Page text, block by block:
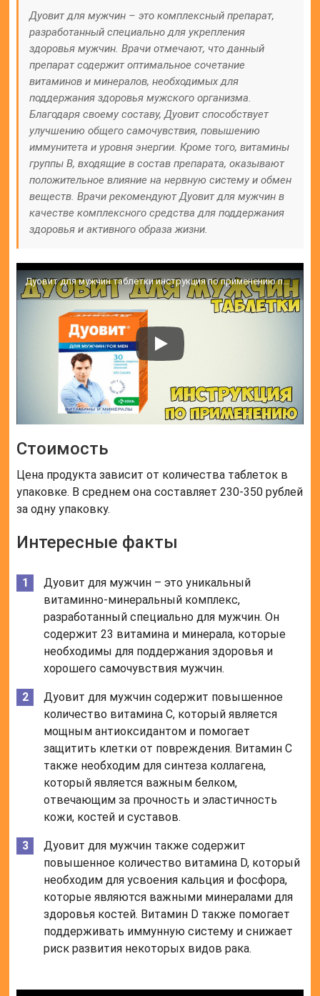
Дуовит для мужчин – это комплексный препарат,
разработанный специально для укрепления
здоровья мужчин. Врачи отмечают, что данный
препарат содержит оптимальное сочетание
витаминов и минералов, необходимых для
поддержания здоровья мужского организма.
Благодаря своему составу, Дуовит способствует
улучшению общего самочувствия, повышению
иммунитета и уровня энергии. Кроме того, витамины
группы В, входящие в состав препарата, оказывают
положительное влияние на нервную систему и обмен
веществ. Врачи рекомендуют Дуовит для мужчин в
качестве комплексного средства для поддержания
здоровья и активного образа жизни.
Дуовит для мужчин таблетки инструкция по применению препарата: Показания, как применять, обзор
Стоимость
Цена продукта зависит от количества таблеток в
упаковке. В среднем она составляет 230-350 рублей
за одну упаковку.
Интересные факты
Дуовит для мужчин – это уникальный
витаминно-минеральный комплекс,
разработанный специально для мужчин. Он
содержит 23 витамина и минерала, которые
необходимы для поддержания здоровья и
хорошего самочувствия мужчин.
Дуовит для мужчин содержит повышенное
количество витамина С, который является
мощным антиоксидантом и помогает
защитить клетки от повреждения. Витамин С
также необходим для синтеза коллагена,
который является важным белком,
отвечающим за прочность и эластичность
кожи, костей и суставов.
Дуовит для мужчин также содержит
повышенное количество витамина D, который
необходим для усвоения кальция и фосфора,
которые являются важными минералами для
здоровья костей. Витамин D также помогает
поддерживать иммунную систему и снижает
риск развития некоторых видов рака.